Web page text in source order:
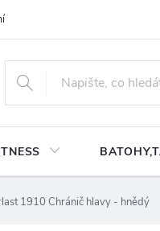
platné pro Českou a
1910 Chránič hlavy - hnědý